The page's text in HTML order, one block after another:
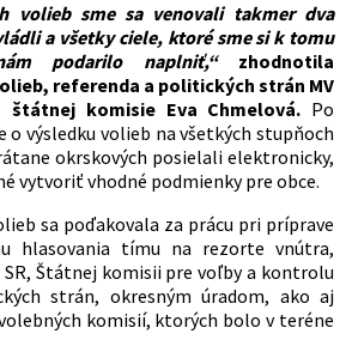
volieb sme sa venovali takmer dva
a všetky ciele, ktoré sme si k tomu
podarilo naplniť,“zhodnotila
referenda a politických strán MV
štátnej komisie Eva Chmelová. Po
o výsledku volieb na všetkých stupňoch
okrskových posielali elektronicky,
vytvoriť vhodné podmienky pre obce.
sa poďakovala za prácu pri príprave
hlasovania tímu na rezorte vnútra,
Štátnej komisii pre voľby a kontrolu
strán, okresným úradom, ako aj
komisií, ktorých bolo v teréne